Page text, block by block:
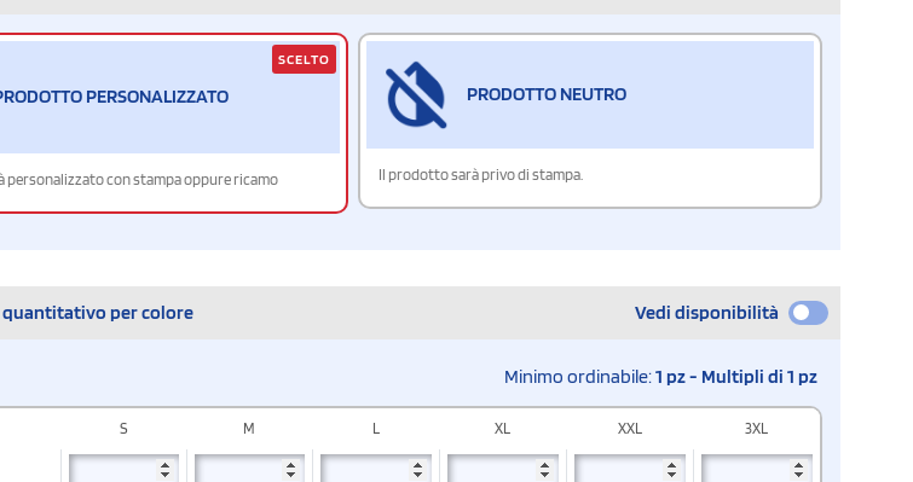
PERSONALIZZATO
personalizzato con stampa oppure ricamo
SCELTO
PRODOTTO NEUTRO
Il prodotto sarà privo di stampa.
quantitativo per colore Vedi disponibilità
Minimo ordinabile:1 pz - Multipli di 1 pz
S M L XL XXL 3XL